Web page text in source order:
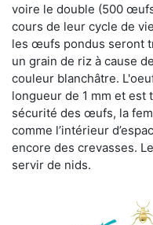
voire le double (500
cours de leur cycle de
les œufs pondus seront
un grain de riz à cause
couleur blanchâtre.
longueur de 1 mm et
sécurité des œufs, la
comme l’intérieur
encore des crevasses.
servir de nids.